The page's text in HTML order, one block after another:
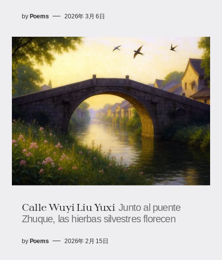
by Poems 2026年 3月 6日
Calle Wuyi Liu Yuxi Junto al puente
Zhuque, las hierbas silvestres florecen
by Poems 2026年 2月 15日